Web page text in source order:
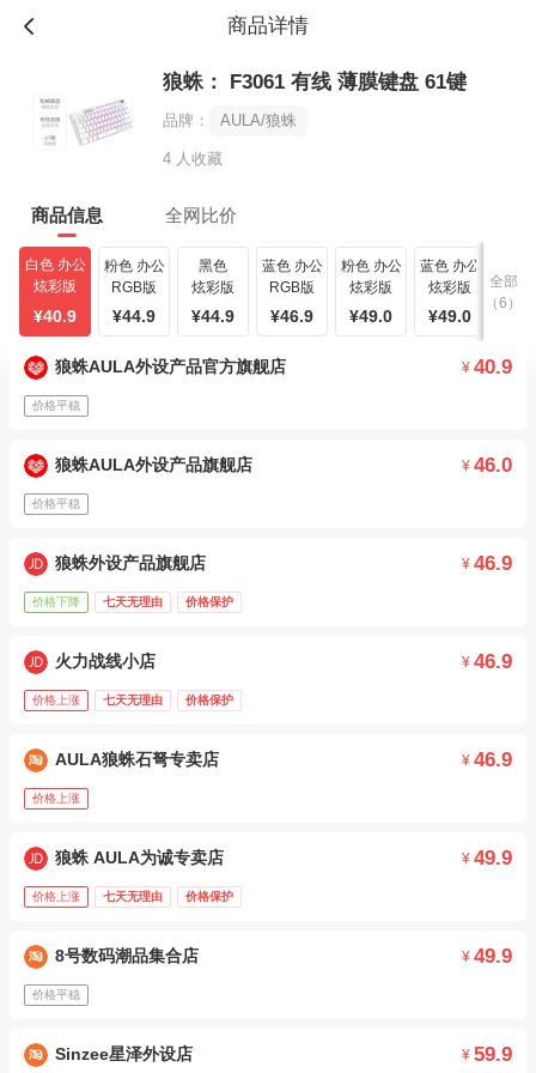
商品详情
狼蛛： F3061 有线 薄膜键盘 61键
品牌： AULA/狼蛛
4 人收藏
商品信息 全网比价
白色 办公
炫彩版
¥40.9
粉色 办公
RGB版
¥44.9
黑色
炫彩版
¥44.9
蓝色 办公
RGB版
¥46.9
粉色 办公
炫彩版
¥49.0
蓝色 办公
炫彩版
¥49.0
全部
（6）
狼蛛AULA外设产品官方旗舰店 ¥ 40.9
价格平稳
狼蛛AULA外设产品旗舰店 ¥ 46.0
价格平稳
狼蛛外设产品旗舰店 ¥ 46.9
价格下降 七天无理由 价格保护
火力战线小店 ¥ 46.9
价格上涨 七天无理由 价格保护
AULA狼蛛石弩专卖店 ¥ 46.9
价格上涨
狼蛛 AULA为诚专卖店 ¥ 49.9
价格上涨 七天无理由 价格保护
8号数码潮品集合店 ¥ 49.9
价格平稳
Sinzee星泽外设店 ¥ 59.9